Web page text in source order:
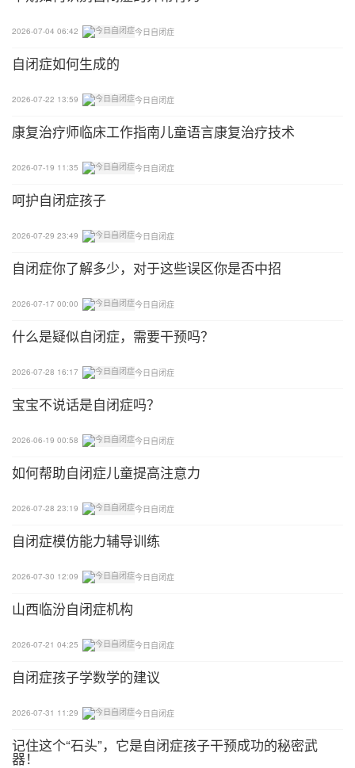
老叶将孙子孙女唯一的希望寄托在孩子妈妈身上，为
了找到儿媳，他多次到民政局、妇联求助，也去派出
三胞胎儿子渐渐长大
但他们同时被诊断为自闭症
肖月（化名）至今都有些难以相信，自己的三胞胎儿
他们的自闭症特质很明显，马上6岁了，老大老二的
语言还停留在一两个字，情绪问题突出，极少表达情
感。老三会简单的语言沟通，会提要求，能感受到妈
妈的喜怒哀乐，但也很调皮，行为问题较多。
肖月依旧记得他们生下来一个个都长着双大眼睛，一
爸、妈妈、爷爷、奶奶，会提1-2个字的日常生活要
求，还会指认地垫上的图画.....
但一切他们长到3岁时就变了，他们不约而同地不再
淡。肖月带着他们跑了北京多家医院，最终3个孩子
都被诊断为自闭症——倒退型。
3个孩子的降生带来的欢笑，渐渐被泪水和汗水取
肖月辞去了工作，一边和爷爷奶奶带孩子干预，一边
做些兼职补贴家用。
像个灭火队员，但她却很少诉说自己的辛苦与压力，
毕竟丈夫才是那个扛起家庭重担，养家里7口人的顶
梁柱。
2026-07-04 06:42 今日自闭症
自闭症如何生成的
2026-07-22 13:59 今日自闭症
康复治疗师临床工作指南儿童语言康复治疗技术
2026-07-19 11:35 今日自闭症
呵护自闭症孩子
2026-07-29 23:49 今日自闭症
自闭症你了解多少，对于这些误区你是否中招
2026-07-17 00:00 今日自闭症
什么是疑似自闭症，需要干预吗？
2026-07-28 16:17 今日自闭症
宝宝不说话是自闭症吗？
2026-06-19 00:58 今日自闭症
如何帮助自闭症儿童提高注意力
2026-07-28 23:19 今日自闭症
自闭症模仿能力辅导训练
2026-07-30 12:09 今日自闭症
山西临汾自闭症机构
2026-07-21 04:25 今日自闭症
​自闭症孩子学数学的建议
2026-07-31 11:29 今日自闭症
记住这个“石头”，它是自闭症孩子干预成功的秘密武
器！